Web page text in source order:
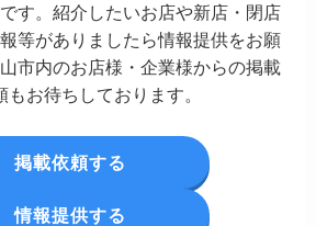
す。紹介したいお店や新店・閉店
等がありましたら情報提供をお願
市内のお店様・企業様からの掲載
もお待ちしております。
掲載依頼する
情報提供する